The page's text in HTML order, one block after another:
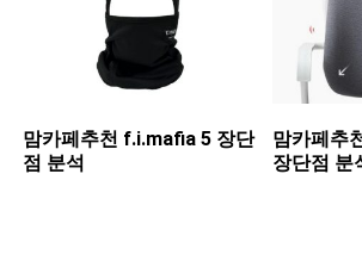
맘카페추천 ​f.i.mafia 5 장단
점 분석
맘카페추
장단점 분